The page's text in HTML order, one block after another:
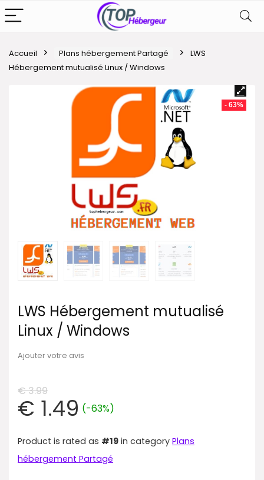
Accueil Plans hébergement Partagé
LWS
Hébergement mutualisé Linux / Windows
- 63%
LWS Hébergement mutualisé
Linux / Windows
Ajouter votre avis
€3.99
€ 1.49 (-63%)
Product is rated as #19 in category Plans
hébergement Partagé